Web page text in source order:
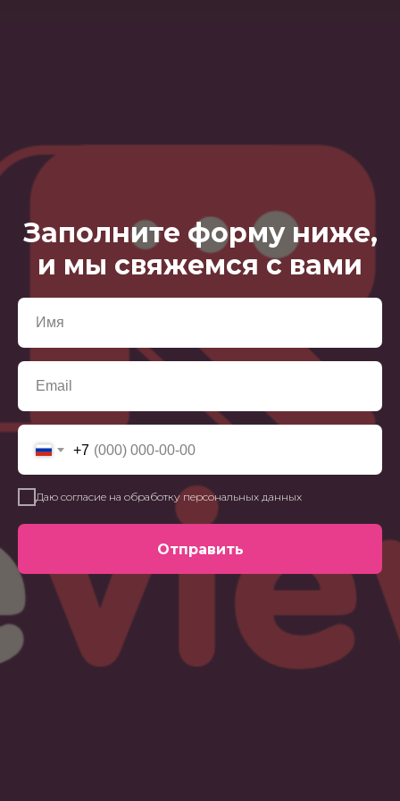
Заполните форму ниже,
и мы свяжемся с вами
+7
Даю согласие на обработку персональных данных
Отправить